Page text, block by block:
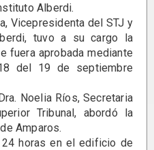
Alberdi.
del STJ y
tuvo a su cargo la
fuera aprobada mediante
del 19 de septiembre
Noelia Ríos, Secretaria
Tribunal, abordó la
Amparos.
horas en el edificio de